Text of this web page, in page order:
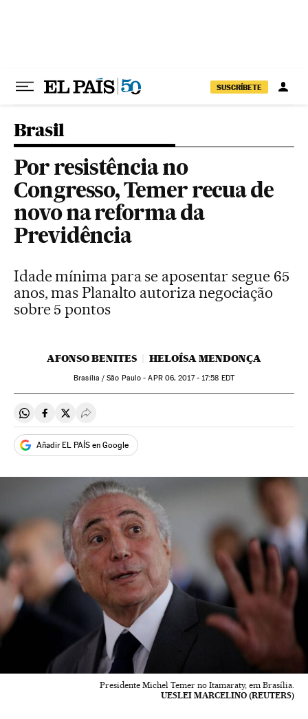
SUSCRÍBETE
Brasil
Por resistência no
Congresso, Temer recua de
novo na reforma da
Previdência
Idade mínima para se aposentar segue 65
anos, mas Planalto autoriza negociação
sobre 5 pontos
AFONSO BENITES HELOÍSA MENDONÇA
Brasília / São Paulo -APR06, 2017 - 17:58 EDT
Compartir en Whatsapp
Compartir en Facebook
Compartir en Twitter
Desplegar Redes Sociales
Añadir EL PAÍS en Google
Presidente Michel Temer no Itamaraty, em Brasília.
UESLEI MARCELINO (REUTERS)